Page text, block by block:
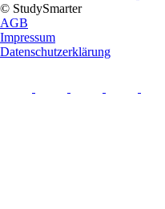
© StudySmarter
AGB
Impressum
Datenschutzerklärung